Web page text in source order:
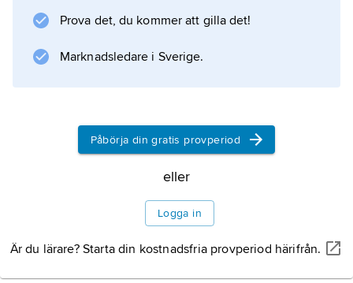
’ring’ och syftar på att öarna omger den heliga
ön Delos. Den största och bördigaste ön är
Naxos och bland övriga märks Kea, Ios, Syros,
Information om artikeln
Prova det, du kommer att gilla det!
Marknadsledare i Sverige.
Påbörja din gratis provperiod
eller
Logga in
Är du lärare? Starta din kostnadsfria provperiod härifrån.